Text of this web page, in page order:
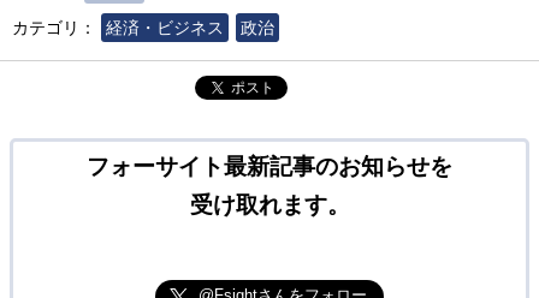
カテゴリ：
経済・ビジネス 政治
ポスト
フォーサイト最新記事のお知らせを
受け取れます。